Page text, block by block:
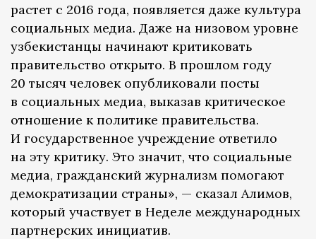
растет с 2016 года, появляется даже культура
социальных медиа. Даже на низовом уровне
узбекистанцы начинают критиковать
правительство открыто. В прошлом году
20 тысяч человек опубликовали посты
в социальных медиа, выказав критическое
отношение к политике правительства.
И государственное учреждение ответило
на эту критику. Это значит, что социальные
медиа, гражданский журнализм помогают
демократизации страны», — сказал Алимов,
который участвует в Неделе международных
партнерских инициатив.